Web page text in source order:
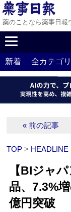
薬のことなら薬事日報
新着 全カテゴ
« 前の記事
TOP > HEADLINE
【BIジャ
品、7.3%
億円突破